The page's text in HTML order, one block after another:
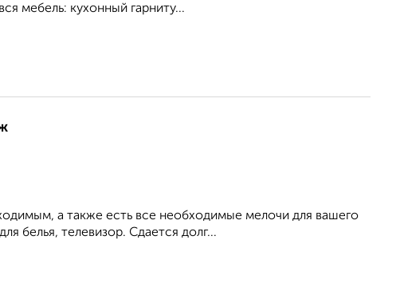
мебель: кухонный гарниту...
а также есть все необходимые мелочи для вашего
белья, телевизор. Сдается долг...